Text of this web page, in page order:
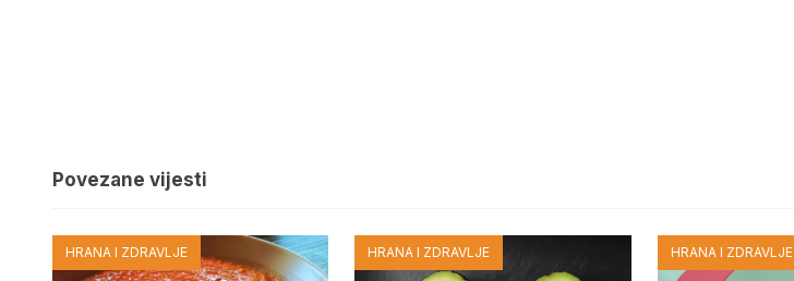
Povezane vijesti
HRANA I ZDRAVLJE HRANA I ZDRAVLJE HRANA I ZDRAVLJE